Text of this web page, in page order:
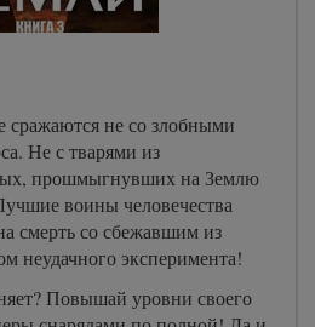
сражаются не со злобными
Не с тварями из
прошмыгнувших на Землю
воины человечества
смерть со сбежавшим из
неудачного эксперимента!
Повышай уровни своего